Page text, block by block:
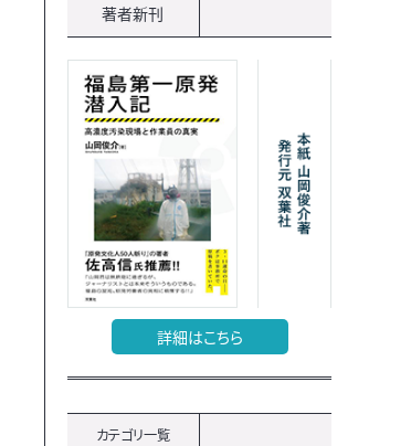
著者新刊
詳細はこちら
カテゴリ一覧